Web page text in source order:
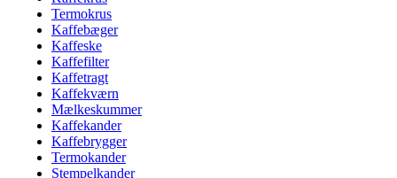
Termokrus
Kaffebæger
Kaffeske
Kaffefilter
Kaffetragt
Kaffekværn
Mælkeskummer
Kaffekander
Kaffebrygger
Termokander
Stempelkander